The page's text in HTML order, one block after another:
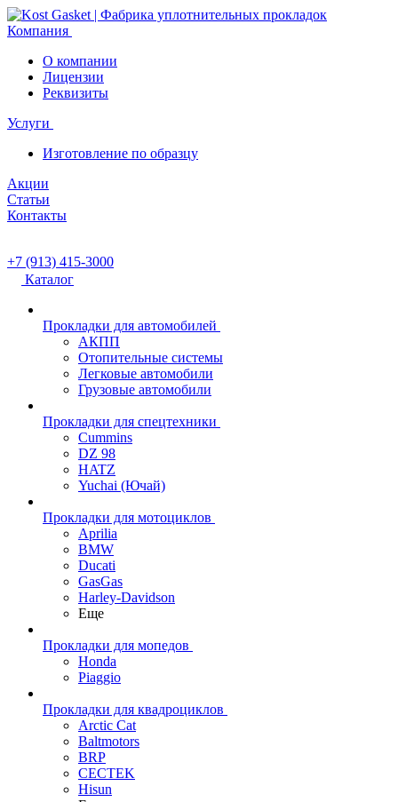
Компания
О компании
Лицензии
Реквизиты
Услуги
Изготовление по образцу
Акции
Статьи
Контакты
+7 (913) 415-3000
Каталог
Прокладки для автомобилей
АКПП
Отопительные системы
Легковые автомобили
Грузовые автомобили
Прокладки для спецтехники
Cummins
DZ 98
HATZ
Yuchai (Ючай)
Прокладки для мотоциклов
Aprilia
BMW
Ducati
GasGas
Harley-Davidson
Еще
Прокладки для мопедов
Honda
Piaggio
Прокладки для квадроциклов
Arctic Cat
Baltmotors
BRP
CECTEK
Hisun